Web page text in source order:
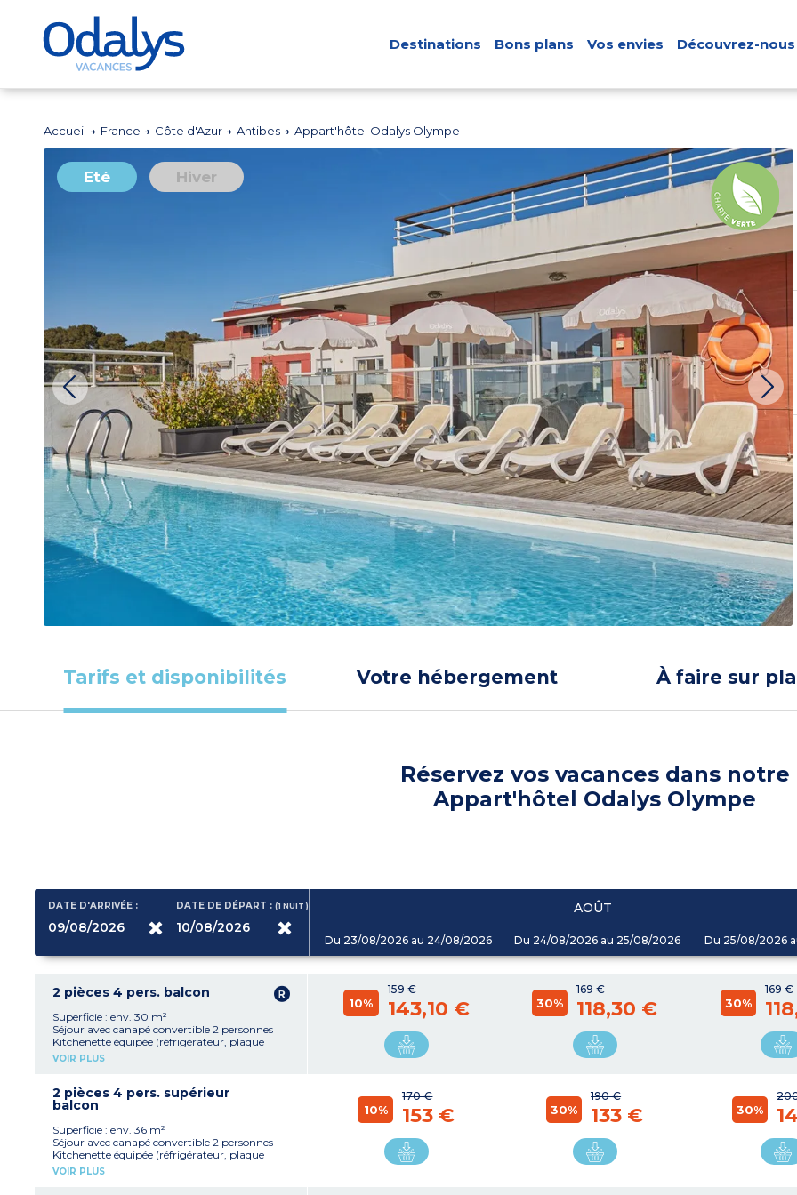
Destinations Bons plans Vos envies Découvrez-nous
Accueil France Côte d'Azur Antibes Appart'hôtel Odalys Olympe
Eté Hiver
Tarifs et disponibilités Votre hébergement À faire sur
Réservez vos vacances dans notre
Appart'hôtel Odalys Olympe
DATE D'ARRIVÉE : DATE DE DÉPART :(1NUIT ) AOÛT
Du 23/08/2026 au 24/08/2026 Du 24/08/2026 au 25/08/2026 Du 25/08/2026
2 pièces 4 pers. balcon
Superficie : env. 30 m²
Séjour avec canapé convertible 2 personnes
Kitchenette équipée (réfrigérateur, plaque
vitrocéramique, micro-ondes, lave-vaisselle,
lit double)
Salle de bains avec WC
VOIR PLUS
159 €
10% 143,10 €
169 €
30% 118,30 €
169 €
30%
2 pièces 4 pers. supérieur
balcon
Superficie : env. 36 m²
Séjour avec canapé convertible 2 personnes
Kitchenette équipée (réfrigérateur, plaque
vitrocéramique, micro-ondes, lave-vaisselle,
VOIR PLUS
170 €
10% 153 €
190 €
30% 133 € 30%